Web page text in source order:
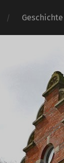
Geschichte